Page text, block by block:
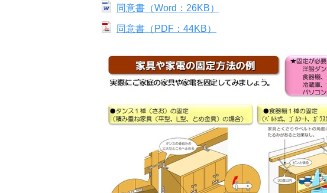
同意書（Word：26KB）
同意書（PDF：44KB）